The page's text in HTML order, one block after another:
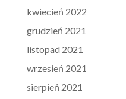
kwiecień 2022
grudzień 2021
listopad 2021
wrzesień 2021
sierpień 2021